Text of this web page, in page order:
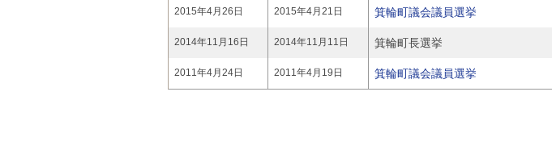
2015年4月26日 2015年4月21日 箕輪町議会議員選挙
2014年11月16日 2014年11月11日 箕輪町長選挙
2011年4月24日 2011年4月19日 箕輪町議会議員選挙